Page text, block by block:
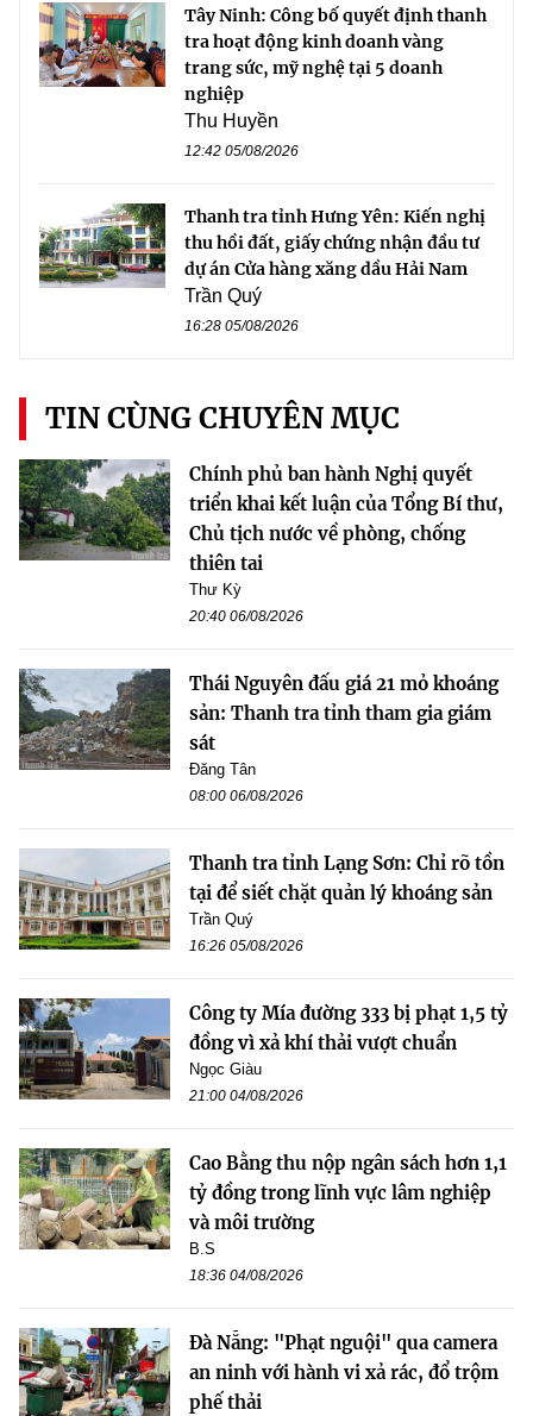
Tây Ninh: Công bố quyết định thanh
tra hoạt động kinh doanh vàng
trang sức, mỹ nghệ tại 5 doanh
nghiệp
Thu Huyền
12:42 05/08/2026
Thanh tra tỉnh Hưng Yên: Kiến nghị
thu hồi đất, giấy chứng nhận đầu tư
dự án Cửa hàng xăng dầu Hải Nam
Trần Quý
16:28 05/08/2026
TIN CÙNG CHUYÊN MỤC
Chính phủ ban hành Nghị quyết
triển khai kết luận của Tổng Bí thư,
Chủ tịch nước về phòng, chống
thiên tai
Thư Kỳ
20:40 06/08/2026
Thái Nguyên đấu giá 21 mỏ khoáng
sản: Thanh tra tỉnh tham gia giám
sát
Đăng Tân
08:00 06/08/2026
Thanh tra tỉnh Lạng Sơn: Chỉ rõ tồn
tại để siết chặt quản lý khoáng sản
Trần Quý
16:26 05/08/2026
Công ty Mía đường 333 bị phạt 1,5 tỷ
đồng vì xả khí thải vượt chuẩn
Ngọc Giàu
21:00 04/08/2026
Cao Bằng thu nộp ngân sách hơn 1,1
tỷ đồng trong lĩnh vực lâm nghiệp
và môi trường
B.S
18:36 04/08/2026
Đà Nẵng: "Phạt nguội" qua camera
an ninh với hành vi xả rác, đổ trộm
phế thải